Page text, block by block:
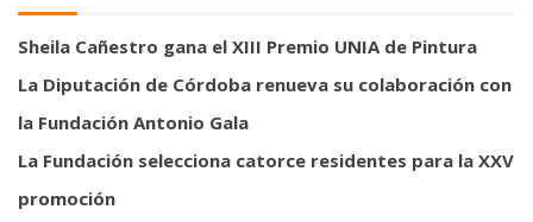
Sheila Cañestro gana el XIII Premio UNIA de Pintura
La Diputación de Córdoba renueva su colaboración con
la Fundación Antonio Gala
La Fundación selecciona catorce residentes para la XXV
promoción